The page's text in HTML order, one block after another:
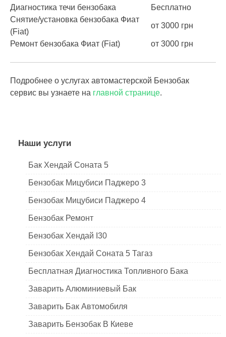
Диагностика течи бензобака
Бесплатно
Снятие/установка бензобака Фиат
(Fiat)
от 3000 грн
Ремонт бензобака Фиат (Fiat) от 3000 грн
Подробнее о услугах автомастерской Бензобак
сервис вы узнаете на главной странице.
Наши услуги
Бак Хендай Соната 5
Бензобак Мицубиси Паджеро 3
Бензобак Мицубиси Паджеро 4
Бензобак Ремонт
Бензобак Хендай I30
Бензобак Хендай Соната 5 Тагаз
Бесплатная Диагностика Топливного Бака
Заварить Алюминиевый Бак
Заварить Бак Автомобиля
Заварить Бензобак В Киеве